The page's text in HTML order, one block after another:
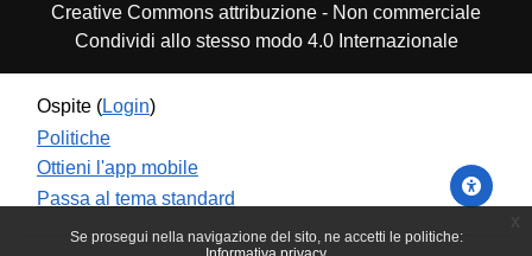
Se prosegui nella navigazione del sito, ne accetti le politiche:
Creative Commons attribuzione - Non commerciale
Condividi allo stesso modo 4.0 Internazionale
Ospite (Login)
Politiche
Ottieni l'app mobile
Passa al tema standard